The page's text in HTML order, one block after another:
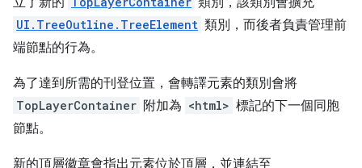
UI.TreeOutline.TreeElement 類別，而後者負責管理前
端節點的行為。
為了達到所需的刊登位置，會轉譯元素的類別會將
TopLayerContainer 附加為 <html> 標記的下一個同胞
節點。
新的頂層徽章會指出元素位於頂層，並連結至